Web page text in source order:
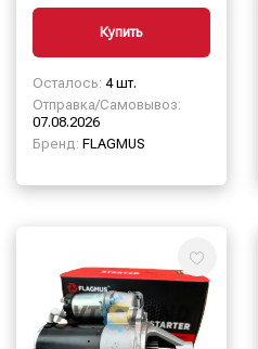
Купить
Осталось: 4 шт.
Отправка/Самовывоз:
07.08.2026
Бренд: FLAGMUS